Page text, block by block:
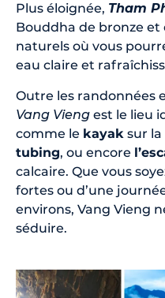
Plus éloignée, Tham
Bouddha de bronze et
naturels où vous
eau claire et
Outre les randonnées
Vang Vieng est le lieu
comme le kayak sur la
tubing, ou encore
calcaire. Que vous
fortes ou d’une
environs, Vang Vieng
séduire.